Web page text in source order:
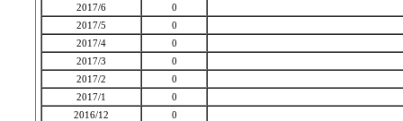
2017/6
0
2017/5
0
2017/4
0
2017/3
0
2017/2
0
2017/1
0
2016/12
0